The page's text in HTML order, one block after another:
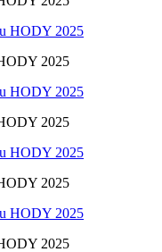
2025
2025
2025
2025